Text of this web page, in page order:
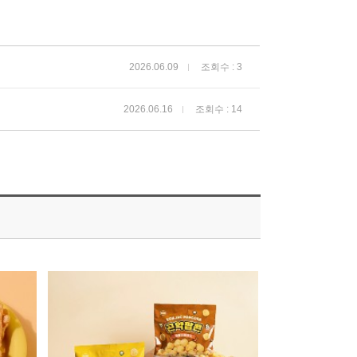
2026.06.09 조회수 : 3
2026.06.16 조회수 : 14